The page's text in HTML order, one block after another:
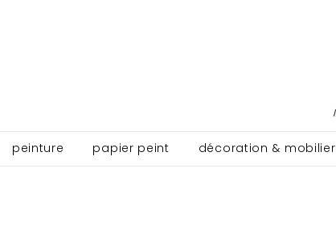
peinture papier peint décoration & mobilier